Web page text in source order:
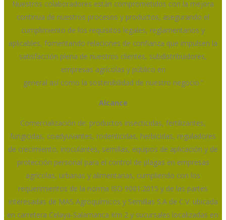
Nuestros colaboradores están comprometidos con la mejora
continua de nuestros procesos y productos, asegurando el
cumplimiento de los requisitos legales, reglamentarios y
aplicables, fomentando relaciones de confianza que impulsen la
satisfacción plena de nuestros clientes, subdistribuidores,
empresas agrícolas y público en
general así como la sostenibilidad de nuestro negocio.”
Alcance
Comercialización de: productos insecticidas, fertilizantes,
fungicidas, coadyuvantes, rodenticidas, herbicidas, reguladores
de crecimiento, inoculantes, semillas, equipos de aplicación y de
protección personal para el control de plagas en empresas
agrícolas, urbanas y alimentarias, cumpliendo con los
requerimientos de la norma ISO 9001:2015 y de las partes
interesadas de MAS Agroquímicos y Semillas S.A de C.V. ubicada
en carretera Celaya-Salamanca Km 2 y sucursales localizadas en: